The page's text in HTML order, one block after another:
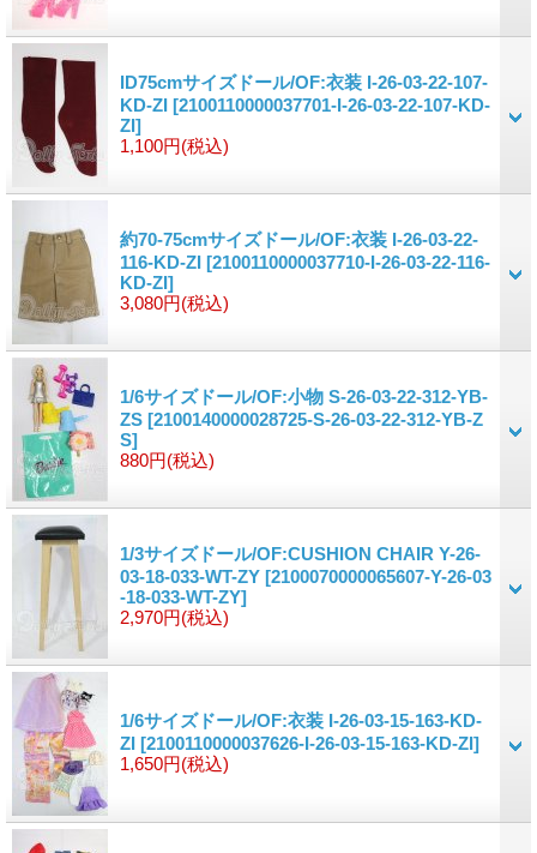
ID75cmサイズドール/OF:衣装 I-26-03-22-107-
KD-ZI [2100110000037701-I-26-03-22-107-KD-
ZI]
1,100円(税込)
約70-75cmサイズドール/OF:衣装 I-26-03-22-
116-KD-ZI [2100110000037710-I-26-03-22-116-
KD-ZI]
3,080円(税込)
1/6サイズドール/OF:小物 S-26-03-22-312-YB-
ZS [2100140000028725-S-26-03-22-312-YB-Z
S]
880円(税込)
1/3サイズドール/OF:CUSHION CHAIR Y-26-
03-18-033-WT-ZY [2100070000065607-Y-26-03
-18-033-WT-ZY]
2,970円(税込)
1/6サイズドール/OF:衣装 I-26-03-15-163-KD-
ZI [2100110000037626-I-26-03-15-163-KD-ZI]
1,650円(税込)